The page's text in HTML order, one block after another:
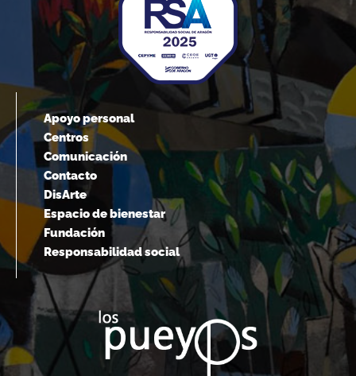
Apoyo personal
Centros
Comunicación
Contacto
DisArte
Espacio de bienestar
Fundación
Responsabilidad social